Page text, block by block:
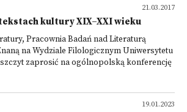
21.03.2017
kultury XIX–XXI wieku
Pracownia Badań nad Literaturą
na Wydziale Filologicznym Uniwersytetu
zaprosić na ogólnopolską konferencję
19.01.2023